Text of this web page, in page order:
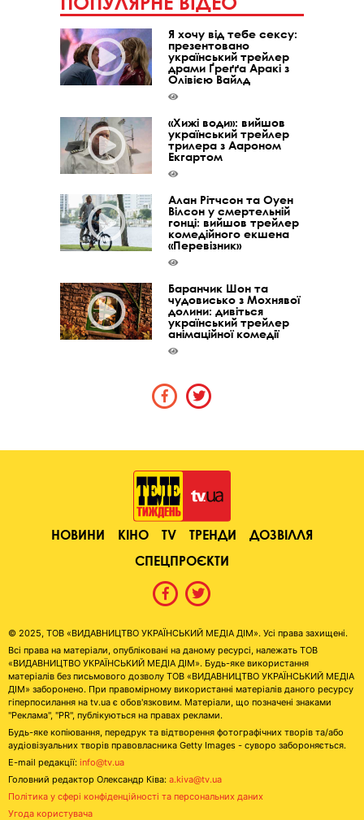
Я хочу від тебе сексу:
презентовано
український трейлер
драми Ґреґґа Аракі з
Олівією Вайлд
«Хижі води»: вийшов
український трейлер
трилера з Аароном
Екгартом
Алан Рітчсон та Оуен
Вілсон у смертельній
гонці: вийшов трейлер
комедійного екшена
«Перевізник»
Баранчик Шон та
чудовисько з Мохнявої
долини: дивіться
український трейлер
анімаційної комедії
НОВИНИ КІНО TV ТРЕНДИ
ДОЗВІЛЛЯ
СПЕЦПРОЄКТИ
© 2025, ТОВ «ВИДАВНИЦТВО УКРАЇНСЬКИЙ МЕДІА ДІМ». Усі права захищені.
Всі права на матеріали, опубліковані на даному ресурсі, належать ТОВ
«ВИДАВНИЦТВО УКРАЇНСЬКИЙ МЕДІА ДІМ». Будь-яке використання
матеріалів без письмового дозволу ТОВ «ВИДАВНИЦТВО УКРАЇНСЬКИЙ МЕДІА
ДІМ» заборонено. При правомірному використанні матеріалів даного ресурсу
гіперпосилання на tv.ua є обов'язковим. Матеріали, що позначені знаками
"Реклама", "PR", публікуються на правах реклами.
Будь-яке копіювання, передрук та відтворення фотографічних творів та/або
аудіовізуальних творів правовласника Getty Images - суворо забороняється.
E-mail редакції: info@tv.ua
Головний редактор Олександр Ківа: a.kiva@tv.ua
Політика у сфері конфіденційності та персональних даних
Угода користувача